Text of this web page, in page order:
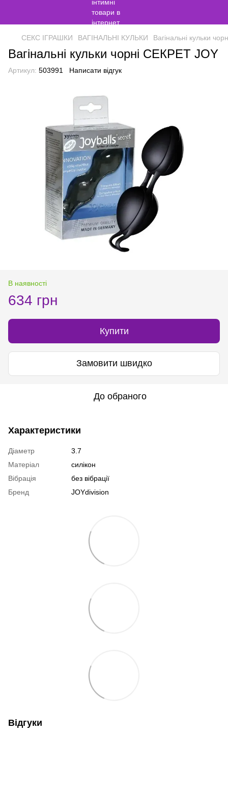
СЕКС ІГРАШКИ ВАГІНАЛЬНІ КУЛЬКИ Вагінальні кульки
Вагінальні кульки чорні СЕКРЕТ JOY
Артикул: 503991 Написати відгук
В наявності
634 грн
Купити
Замовити швидко
До обраного
Характеристики
Діаметр
3.7
Матеріал
силікон
Вібрація
без вібрації
Бренд
JOYdivision
Відгуки